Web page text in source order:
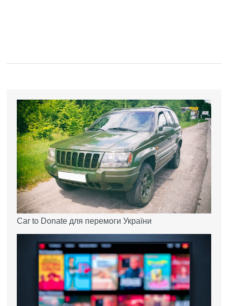
Car to Donate для перемоги України